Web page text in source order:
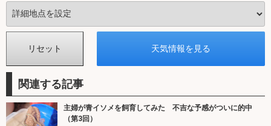
関連する記事
主婦が青イソメを飼育してみた 不吉な予感がついに的中
（第3回）